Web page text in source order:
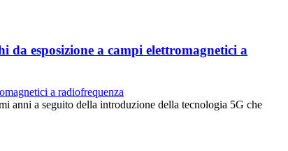
esposizione a campi elettromagnetici a
anni a seguito della introduzione della tecnologia 5G che